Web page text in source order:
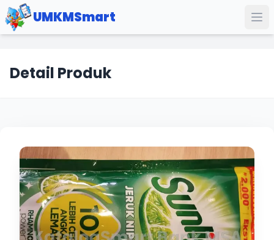
UMKMSmart
Detail Produk